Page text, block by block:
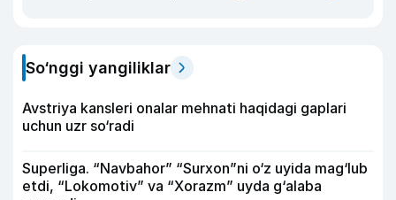
So‘nggi yangiliklar
Avstriya kansleri onalar mehnati haqidagi gaplari
uchun uzr so‘radi
Superliga. “Navbahor” “Surxon”ni o‘z uyida mag‘lub
etdi, “Lokomotiv” va “Xorazm” uyda g‘alaba